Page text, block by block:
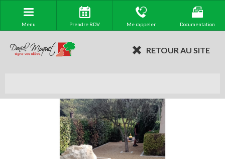
Menu Prendre RDV Me rappeler Documentation
RETOUR AU SITE